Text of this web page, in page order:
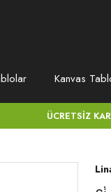
Kanvas
ÜCRETSİZ